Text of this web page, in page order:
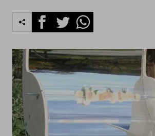
FacebookTwitterWhatsapp